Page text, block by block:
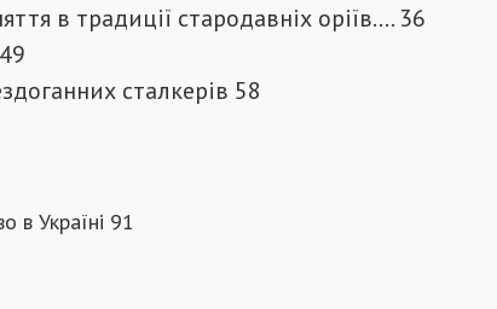
в традиції стародавніх оріїв.... 36
сталкерів 58
в Україні 91